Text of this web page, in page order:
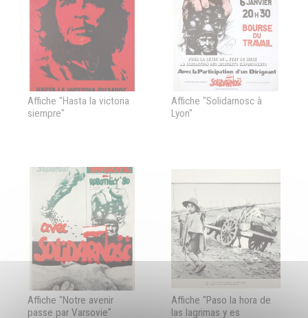
Affiche "Hasta la victoria
siempre"
Affiche "Solidarnosc à
Lyon"
Affiche "Notre avenir
passe par Varsovie"
Affiche "Paso la hora de
las lagrimas y es